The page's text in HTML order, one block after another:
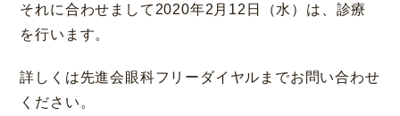
大阪 梅田本院
大阪市北区梅田
福岡 天神
それに合わせまして2020年2月12日（水）は、診療
を行います。
詳しくは先進会眼科フリーダイヤルまでお問い合わせ
ください。